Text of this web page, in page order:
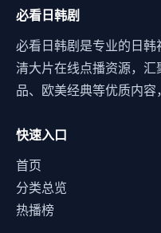
必看日韩剧
必看日韩剧是专业的日
清大片在线点播资源，
品、欧美经典等优质内容
快速入口
首页
分类总览
热播榜